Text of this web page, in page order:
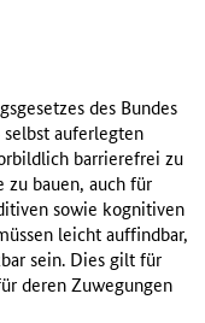
des Bundes
auferlegten
barrierefrei zu
zu bauen, auch für
sowie kognitiven
leicht auffindbar,
sein. Dies gilt für
deren Zuwegungen